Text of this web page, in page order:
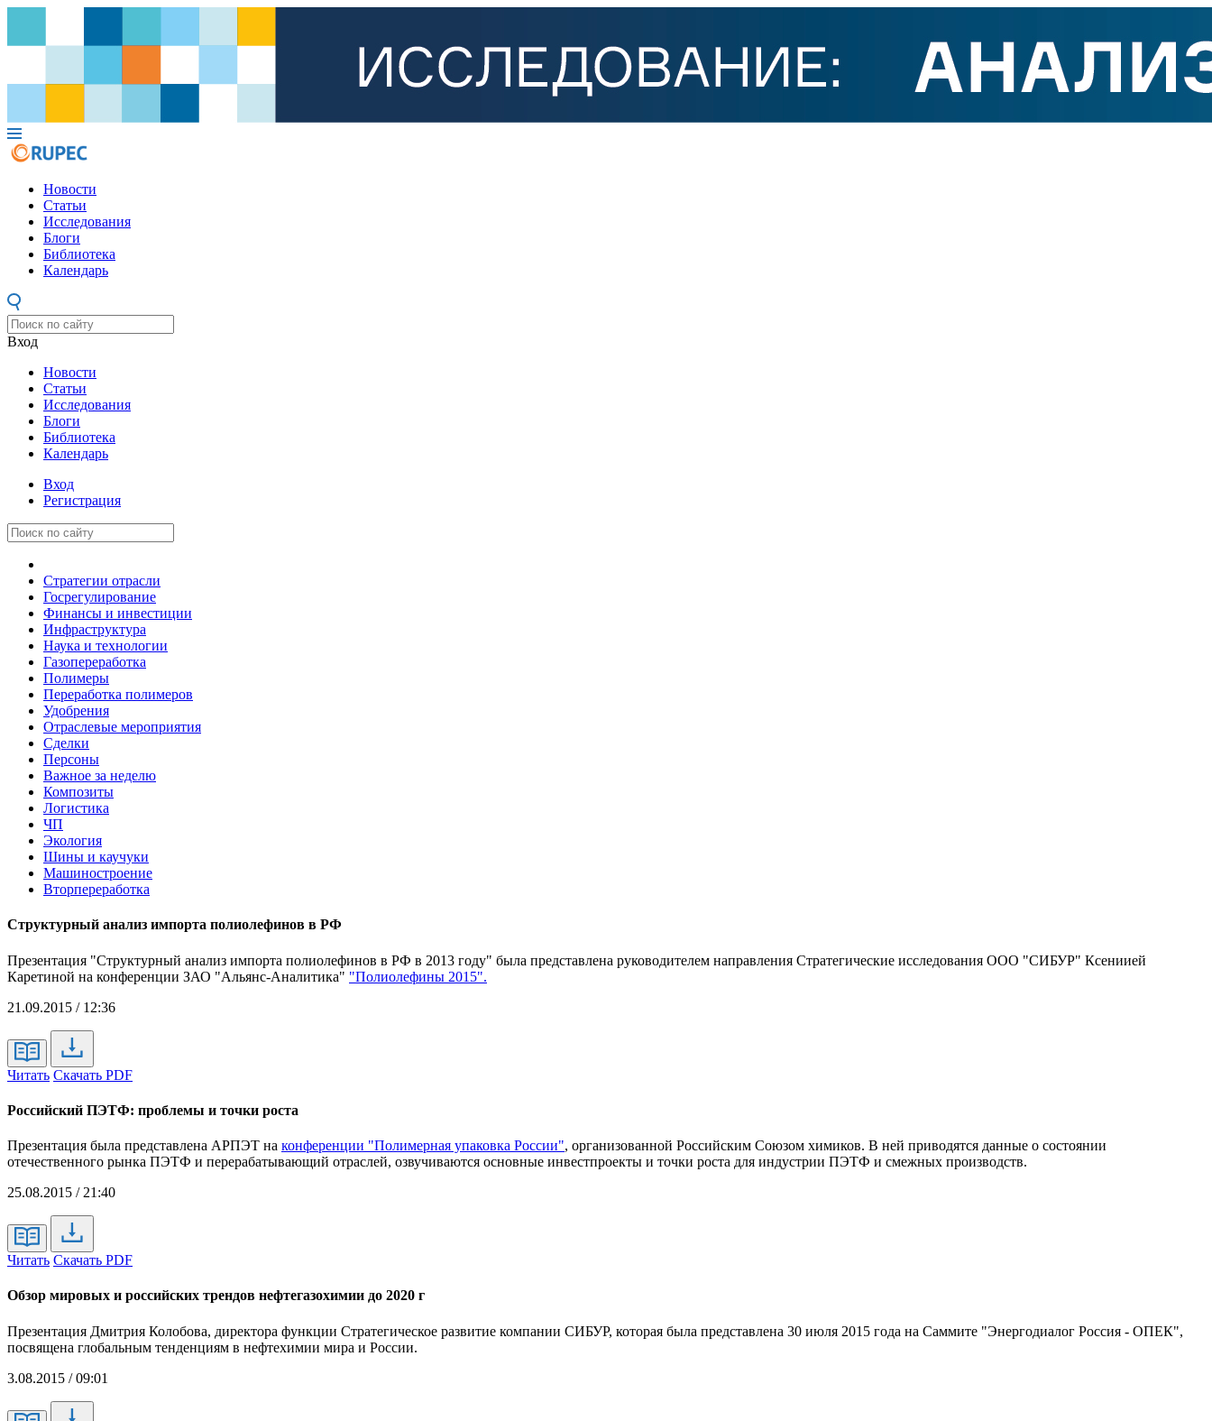
Новости
Статьи
Исследования
Блоги
Библиотека
Календарь
Вход
Новости
Статьи
Исследования
Блоги
Библиотека
Календарь
Вход
Регистрация
Стратегии отрасли
Госрегулирование
Финансы и инвестиции
Инфраструктура
Наука и технологии
Газопереработка
Полимеры
Переработка полимеров
Удобрения
Отраслевые мероприятия
Сделки
Персоны
Важное за неделю
Композиты
Логистика
ЧП
Экология
Шины и каучуки
Машиностроение
Вторпереработка
Структурный анализ импорта полиолефинов в РФ
Презентация "Структурный анализ импорта полиолефинов в РФ в 2013 году" была представлена руководителем направления Стратегические исследования ООО "СИБУР" Ксениией
Каретиной на конференции ЗАО "Альянс-Аналитика" "Полиолефины 2015".
21.09.2015 / 12:36
Читать Скачать PDF
Российский ПЭТФ: проблемы и точки роста
Презентация была представлена АРПЭТ на конференции "Полимерная упаковка России", организованной Российским Союзом химиков. В ней приводятся данные о состоянии
отечественного рынка ПЭТФ и перерабатывающий отраслей, озвучиваются основные инвестпроекты и точки роста для индустрии ПЭТФ и смежных производств.
25.08.2015 / 21:40
Читать Скачать PDF
Обзор мировых и российских трендов нефтегазохимии до 2020 г
Презентация Дмитрия Колобова, директора функции Стратегическое развитие компании СИБУР, которая была представлена 30 июля 2015 года на Саммите "Энергодиалог Россия - ОПЕК",
посвящена глобальным тенденциям в нефтехимии мира и России.
3.08.2015 / 09:01